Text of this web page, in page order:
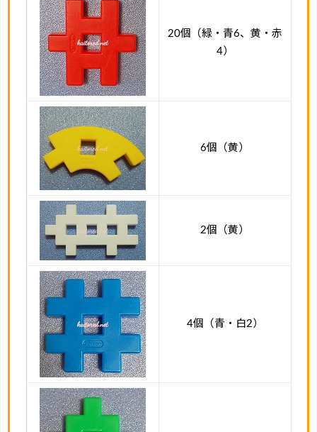
20個（緑・青6、黄・赤
4）
6個（黄）
2個（黄）
4個（青・白2）